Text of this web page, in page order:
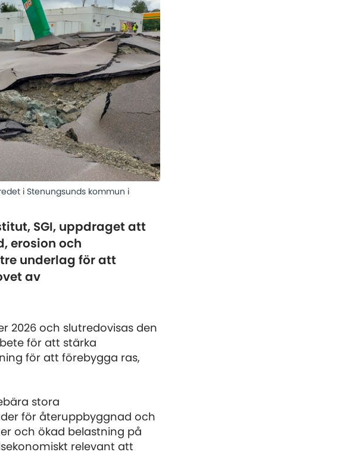
i Stenungsunds kommun i
SGI, uppdraget att
erosion och
underlag för att
av
2026 och slutredovisas den
för att stärka
för att förebygga ras,
stora
för återuppbyggnad och
och ökad belastning på
relevant att